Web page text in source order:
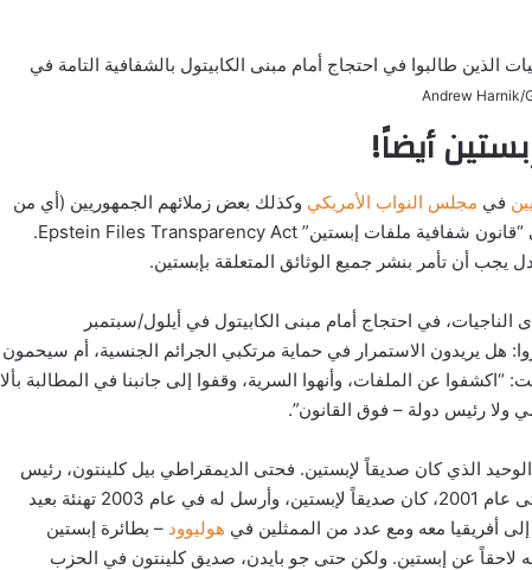
الذين طالبوا في احتجاج أمام مبنى الكابيتول بالشفافية التامة في
أيضاً!
في مجلس النواب الأمريكي وكذلك بعض زملائهم الجمهوريين (أي من
حزب ترامب نفسه)، يطالبون بالتصويت على “قانون شفافية ملفات إبستين” Epstein Files Transparency Act.
يجب أن تأمر بنشر جميع الوثائق المتعلقة بإبستين.
في احتجاج أمام مبنى الكابيتول في أيلول/سبتمبر
هل يريدون الاستمرار في حماية مرتكبي الجرائم الجنسية، أم سيحمون
“اكشفوا عن الملفات، وأنهوا السرية، وقفوا إلى جانبنا في المطالبة بألا
ولا رئيس دولة – فوق القانون”.
الذي كان صديقاً لإبستين. فحتى الديمقراطي بيل كلينتون، رئيس
من عام 1993 حتى عام 2001، كان صديقاً لإبستين، وأرسل له في عام 2003 تهنئة بعيد
هوليوود – بطائرة إبستين
لاحقاً عن إبستين. ولكن حتى جو بايدن، صديق كلينتون في الحزب